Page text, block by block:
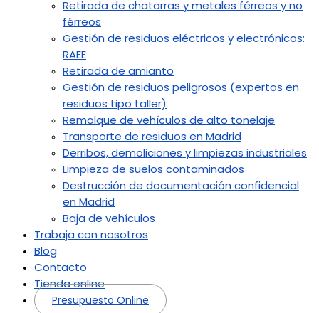
Retirada de chatarras y metales férreos y no
férreos
Gestión de residuos eléctricos y electrónicos:
RAEE
Retirada de amianto
Gestión de residuos peligrosos (expertos en
residuos tipo taller)
Remolque de vehículos de alto tonelaje
Transporte de residuos en Madrid
Derribos, demoliciones y limpiezas industriales
Limpieza de suelos contaminados
Destrucción de documentación confidencial
en Madrid
Baja de vehículos
Trabaja con nosotros
Blog
Contacto
Tienda online
Presupuesto Online